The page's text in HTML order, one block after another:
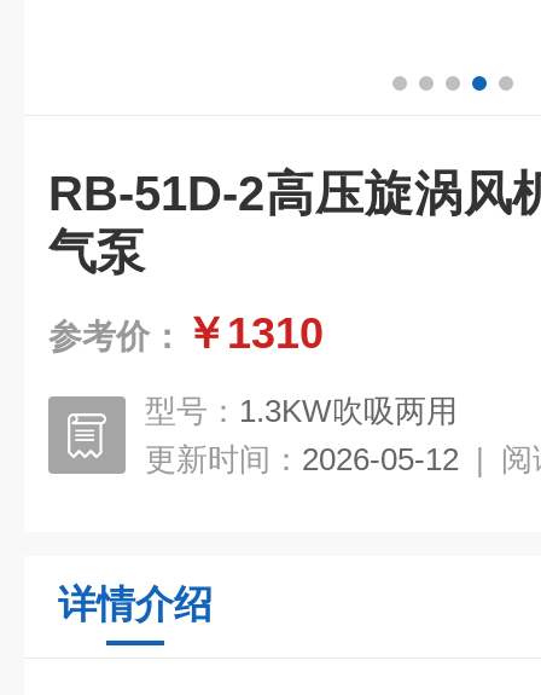
RB-51D-2高压旋涡风
气泵
参考价： ￥1310
型号： 1.3KW吹吸两用
更新时间： 2026-05-12 | 阅
详情介绍